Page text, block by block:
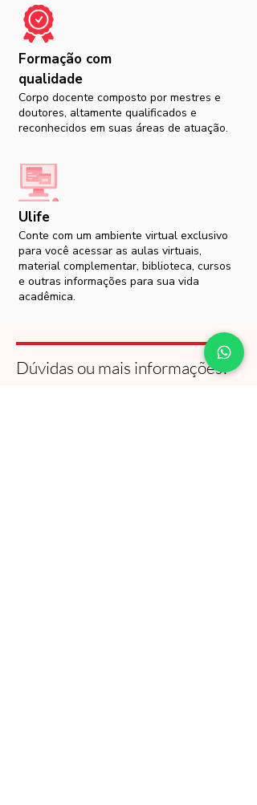
Formação com
qualidade
Corpo docente composto por mestres e
doutores, altamente qualificados e
reconhecidos em suas áreas de atuação.
Ulife
Conte com um ambiente virtual exclusivo
para você acessar as aulas virtuais,
material complementar, biblioteca, cursos
e outras informações para sua vida
acadêmica.
Dúvidas ou mais informações?